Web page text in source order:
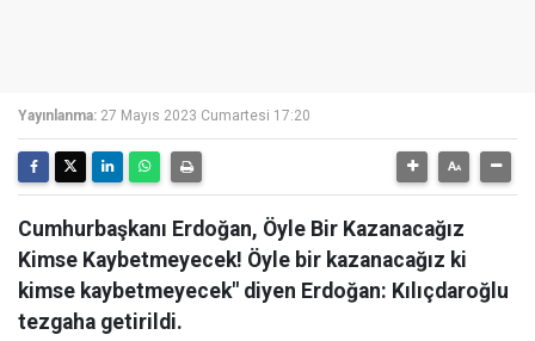
Yayınlanma: 27 Mayıs 2023 Cumartesi 17:20
Cumhurbaşkanı Erdoğan, Öyle Bir Kazanacağız
Kimse Kaybetmeyecek! Öyle bir kazanacağız ki
kimse kaybetmeyecek" diyen Erdoğan: Kılıçdaroğlu
tezgaha getirildi.